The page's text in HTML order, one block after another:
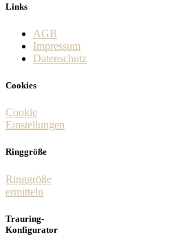
Links
AGB
Impressum
Datenschutz
Cookies
Cookie
Einstellungen
Ringgröße
Ringgröße
ermitteln
Trauring-
Konfigurator